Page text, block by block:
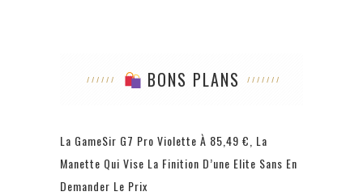
BONS PLANS
La GameSir G7 Pro Violette À 85,49 €, La
Manette Qui Vise La Finition D’une Elite Sans En
Demander Le Prix